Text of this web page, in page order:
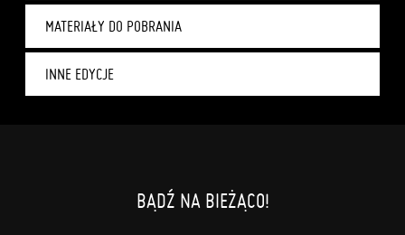
MATERIAŁY DO POBRANIA
INNE EDYCJE
BĄDŹ NA BIEŻĄCO!